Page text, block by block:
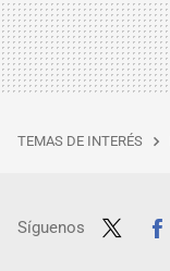
TEMAS DE INTERÉS
Síguenos